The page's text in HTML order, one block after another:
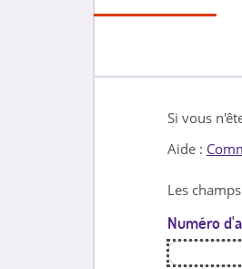
Si vous
Aide :
Les
Numéro